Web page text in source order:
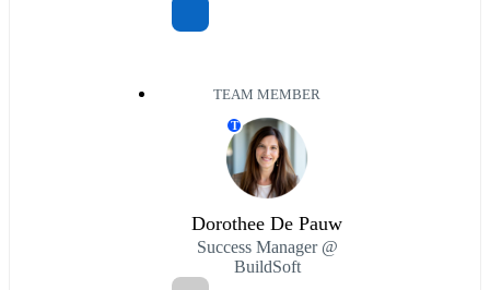
TEAM MEMBER
T
Dorothee De Pauw
Success Manager @
BuildSoft